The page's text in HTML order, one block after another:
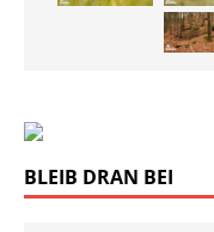
BLEIB DRAN BEI